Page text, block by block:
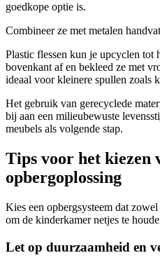
goedkope optie is.
Combineer ze met metalen
Plastic flessen kun je upcyclen tot
bovenkant af en bekleed ze met
ideaal voor kleinere spullen zoals
Het gebruik van gerecyclede
bij aan een milieubewuste
meubels als volgende stap.
Tips voor het kiezen
opbergoplossing
Kies een opbergsysteem dat
om de kinderkamer netjes te
Let op duurzaamheid en